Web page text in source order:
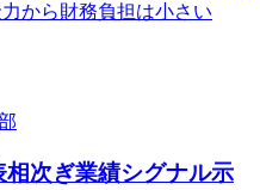
から財務負担は小さい
次ぎ業績シグナル示